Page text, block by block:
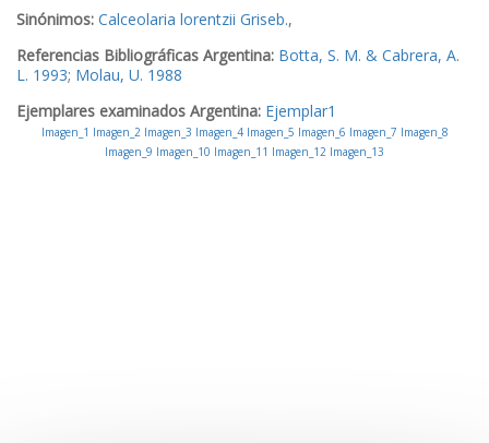
Sinónimos: Calceolaria lorentzii Griseb.,
Referencias Bibliográficas Argentina: Botta, S. M. & Cabrera, A.
L. 1993; Molau, U. 1988
Ejemplares examinados Argentina: Ejemplar1
Imagen_1 Imagen_2Imagen_3 Imagen_4Imagen_5 Imagen_6 Imagen_7 Imagen_8
Imagen_9 Imagen_10 Imagen_11 Imagen_12 Imagen_13